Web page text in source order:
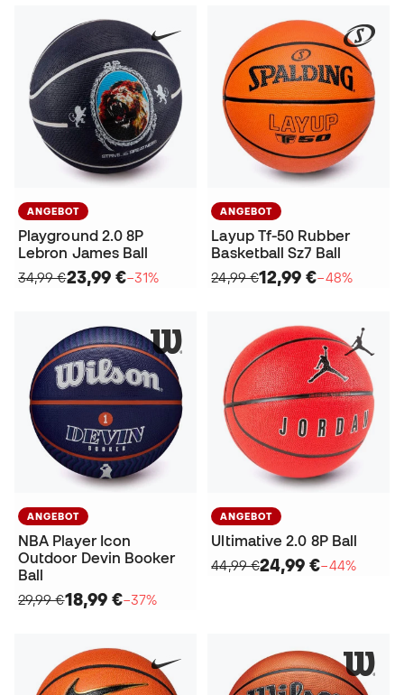
ANGEBOT
Playground 2.0 8P
Lebron James Ball
34,99 €23,99 €−31%
ANGEBOT
Layup Tf-50 Rubber
Basketball Sz7 Ball
24,99 €12,99 €−48%
ANGEBOT
NBA Player Icon
Outdoor Devin Booker
Ball
29,99 €18,99 €−37%
ANGEBOT
Ultimative 2.0 8P Ball
44,99 €24,99 €−44%